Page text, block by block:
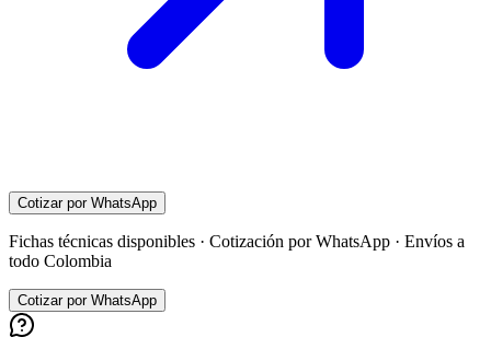
Cotizar por WhatsApp
Fichas técnicas disponibles · Cotización por WhatsApp · Envíos a
todo Colombia
Cotizar por WhatsApp